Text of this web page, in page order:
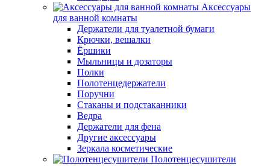
Аксессуары
для ванной комнаты
Держатели для туалетной бумаги
Крючки, вешалки
Ёршики
Мыльницы и дозаторы
Полки
Полотенцедержатели
Поручни
Стаканы и подстаканники
Ведра
Держатели для фена
Другие аксессуары
Зеркала косметические
Полотенцесушители